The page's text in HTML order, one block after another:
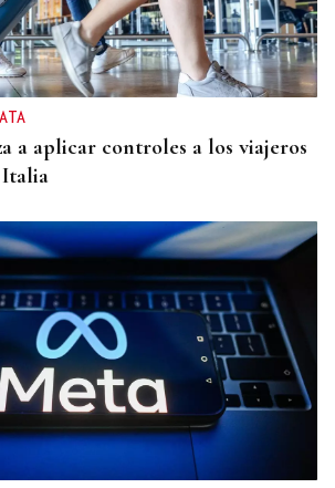
a aplicar controles a los viajeros